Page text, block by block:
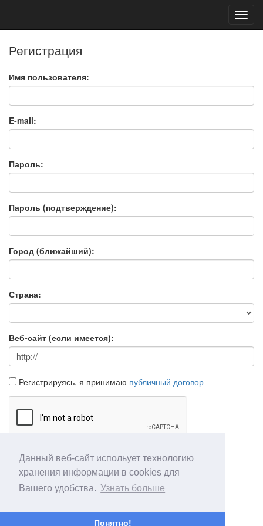
Данный веб-сайт испольует технологию
хранения информации в cookies для
Вашего удобства. Узнать больше
Понятно!
Регистрация
Имя пользователя:
E-mail:
Пароль:
Пароль (подтверждение):
Город (ближайший):
Страна:
Веб-сайт (если имеется):
Регистрируясь, я принимаю публичный договор
Продолжить Отмена